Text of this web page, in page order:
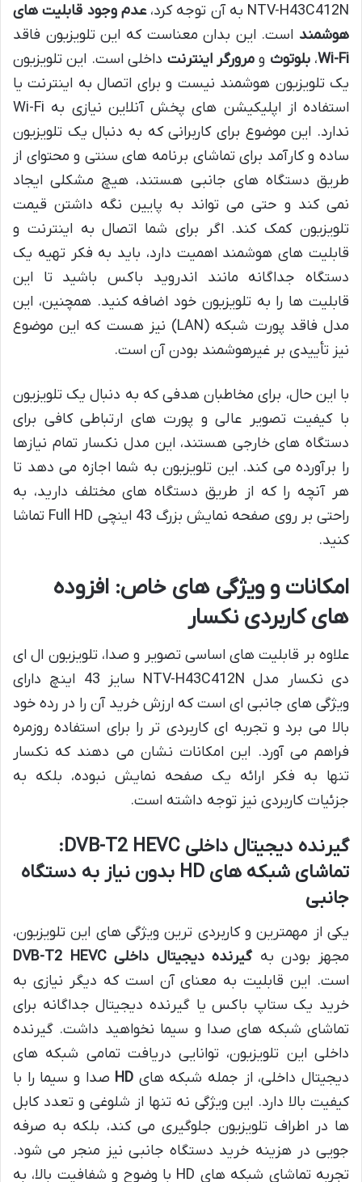
NTV-H43C412N به آن توجه کرد،
عدم وجود قابلیت های
هوشمند است. این بدان معناست که این تلویزیون فاقد
Wi-Fi،بلوتوث ومرورگر اینترنت داخلی است. این تلویزیون
یک تلویزیون هوشمند نیست و برای اتصال به اینترنت یا
استفاده از اپلیکیشن های پخش آنلاین نیازی به Wi-Fi
ندارد. این موضوع برای کاربرانی که به دنبال یک تلویزیون
ساده و کارآمد برای تماشای برنامه های سنتی و محتوای از
طریق دستگاه های جانبی هستند، هیچ مشکلی ایجاد
نمی کند و حتی می تواند به پایین نگه داشتن قیمت
تلویزیون کمک کند. اگر برای شما اتصال به اینترنت و
قابلیت های هوشمند اهمیت دارد، باید به فکر تهیه یک
دستگاه جداگانه مانند اندروید باکس باشید تا این
قابلیت ها را به تلویزیون خود اضافه کنید. همچنین، این
مدل فاقد پورت شبکه (LAN) نیز هست که این موضوع
نیز تأییدی بر غیرهوشمند بودن آن است.
با این حال، برای مخاطبان هدفی که به دنبال یک تلویزیون
با کیفیت تصویر عالی و پورت های ارتباطی کافی برای
دستگاه های خارجی هستند، این مدل نکسار تمام نیازها
را برآورده می کند. این تلویزیون به شما اجازه می دهد تا
هر آنچه را که از طریق دستگاه های مختلف دارید، به
راحتی بر روی صفحه نمایش بزرگ 43 اینچی Full HD تماشا
کنید.
امکانات و ویژگی های خاص: افزوده
های کاربردی نکسار
علاوه بر قابلیت های اساسی تصویر و صدا، تلویزیون ال ای
دی نکسار مدل NTV-H43C412N سایز 43 اینچ دارای
ویژگی های جانبی ای است که ارزش خرید آن را در رده خود
بالا می برد و تجربه ای کاربردی تر را برای استفاده روزمره
فراهم می آورد. این امکانات نشان می دهند که نکسار
تنها به فکر ارائه یک صفحه نمایش نبوده، بلکه به
جزئیات کاربردی نیز توجه داشته است.
گیرنده دیجیتال داخلی DVB-T2 HEVC:
تماشای شبکه های HD بدون نیاز به دستگاه
جانبی
یکی از مهمترین و کاربردی ترین ویژگی های این تلویزیون،
مجهز بودن بهگیرنده دیجیتال داخلی DVB-T2 HEVC
است. این قابلیت به معنای آن است که دیگر نیازی به
خرید یک ستاپ باکس یا گیرنده دیجیتال جداگانه برای
تماشای شبکه های صدا و سیما نخواهید داشت. گیرنده
داخلی این تلویزیون، توانایی دریافت تمامی شبکه های
دیجیتال داخلی، از جمله شبکه های HD صدا و سیما را با
کیفیت بالا دارد. این ویژگی نه تنها از شلوغی و تعدد کابل
ها در اطراف تلویزیون جلوگیری می کند، بلکه به صرفه
جویی در هزینه خرید دستگاه جانبی نیز منجر می شود.
تجربه تماشای شبکه های HD با وضوح و شفافیت بالا، به